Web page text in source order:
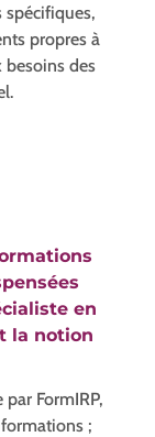
spécifiques,
propres à
besoins des
en
la notion
par FormIRP,
;